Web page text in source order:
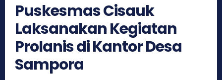
Puskesmas Cisauk
Laksanakan Kegiatan
Prolanis di Kantor Desa
Sampora